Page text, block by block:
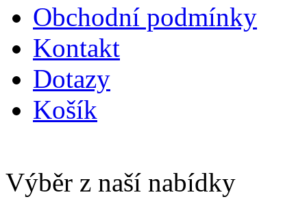
Obchodní podmínky
Kontakt
Dotazy
Košík
Výběr z naší nabídky